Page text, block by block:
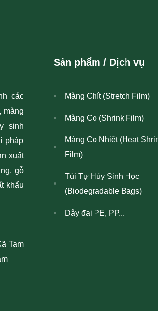
các
màng
sinh
pháp
xuất
gỗ
khẩu
Tam
Sản phẩm / Dịch vụ
Màng Chít (Stretch Film)
Màng Co (Shrink Film)
Màng Co Nhiệt (Heat
Film)
Túi Tự Hủy Sinh Học
(Biodegradable Bags)
Dây đai PE, PP...